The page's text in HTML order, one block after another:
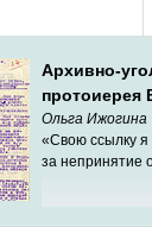
Архивно-
протоиерея
Ольга Ижогина
«Свою ссылку я
за непринятие